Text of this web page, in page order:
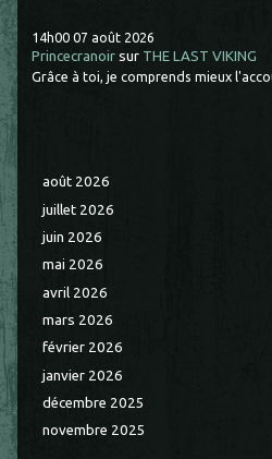
14h00 07 août 2026
Princecranoir sur THE LAST VIKING
Grâce à toi, je comprends mieux
août 2026
juillet 2026
juin 2026
mai 2026
avril 2026
mars 2026
février 2026
janvier 2026
décembre 2025
novembre 2025